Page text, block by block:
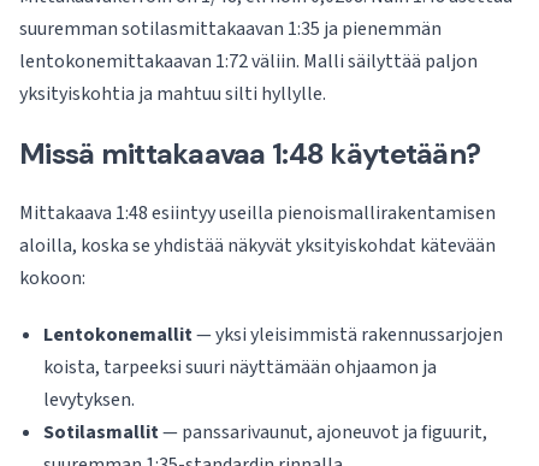
suuremman sotilasmittakaavan 1:35 ja pienemmän
lentokonemittakaavan 1:72 väliin. Malli säilyttää paljon
yksityiskohtia ja mahtuu silti hyllylle.
Missä mittakaavaa 1:48 käytetään?
Mittakaava 1:48 esiintyy useilla pienoismallirakentamisen
aloilla, koska se yhdistää näkyvät yksityiskohdat kätevään
kokoon:
Lentokonemallit— yksi yleisimmistä rakennussarjojen
koista, tarpeeksi suuri näyttämään ohjaamon ja
levytyksen.
Sotilasmallit— panssarivaunut, ajoneuvot ja figuurit,